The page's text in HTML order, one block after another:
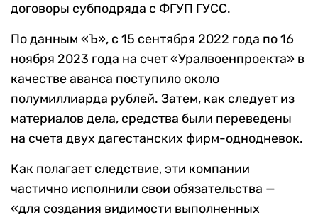
договоры субподряда с ФГУП ГУСС.
По данным «Ъ», с 15 сентября 2022 года по 16
ноября 2023 года на счет «Уралвоенпроекта» в
качестве аванса поступило около
полумиллиарда рублей. Затем, как следует из
материалов дела, средства были переведены
на счета двух дагестанских фирм-однодневок.
Как полагает следствие, эти компании
частично исполнили свои обязательства —
«для создания видимости выполненных